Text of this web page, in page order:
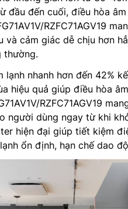
đầu đến cuối, điều hòa
RZFC71AGV19
và cảm giác dễ chịu hơn
thường.
lạnh nhanh hơn đến 42%
hiệu quả giúp điều hòa
RZFC71AGV19
người dùng ngay từ khi
hiện đại giúp tiết kiệm
ổn định, hạn chế dao